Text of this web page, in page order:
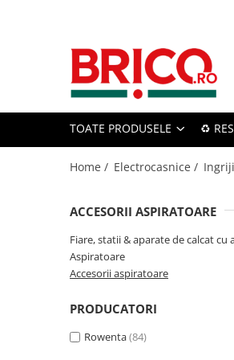
Toate Produsele
Baterii sanitare
Baterii bideu si dus igienic
Accesorii baterii
TOATE PRODUSELE ♻️
Home / Electrocasnice /
ACCESORII ASPIRATOARE
Fiare, statii & aparate de calcat cu
Aspiratoare
Accesorii aspiratoare
PRODUCATORI
Rowenta(84)